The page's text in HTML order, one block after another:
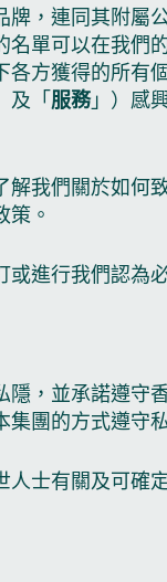
，連同其附屬
單可以在我們
方獲得的所有
及「服務」）感
我們關於如何
。
進行我們認為
隱，並承諾遵守
團的方式遵守
人士有關及可確